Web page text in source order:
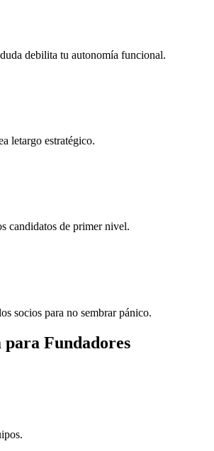
debilita tu autonomía funcional.
letargo estratégico.
candidatos de primer nivel.
socios para no sembrar pánico.
Fundadores